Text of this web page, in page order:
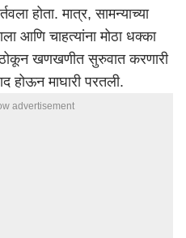
होता. मात्र, सामन्याच्या
आणि चाहत्यांना मोठा धक्का
खणखणीत सुरुवात करणारी
होऊन माघारी परतली.
advertisement